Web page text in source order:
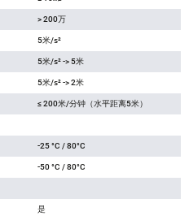
> 200万
5米/s²
5米/s² -> 5米
5米/s² -> 2米
≤ 200米/分钟（水平距离5米）
-25 °C / 80°C
-50 °C / 80°C
是